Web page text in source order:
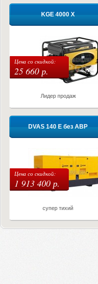
KGE 4000 X
Цена со скидкой:
25 660 р.
Лидер продаж
DVAS 140 E без АВР
Цена со скидкой:
1 913 400 р.
супер тихий